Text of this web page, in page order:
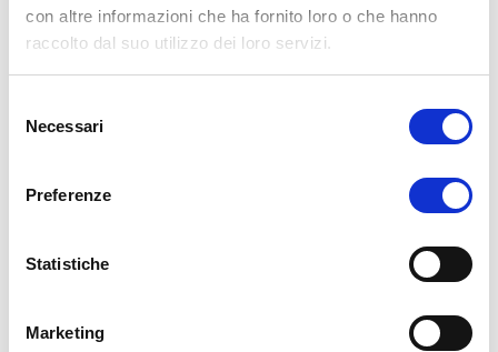
con altre informazioni che ha fornito loro o che hanno
raccolto dal suo utilizzo dei loro servizi.
delNecessari
Preferenze
Statistiche
Marketing